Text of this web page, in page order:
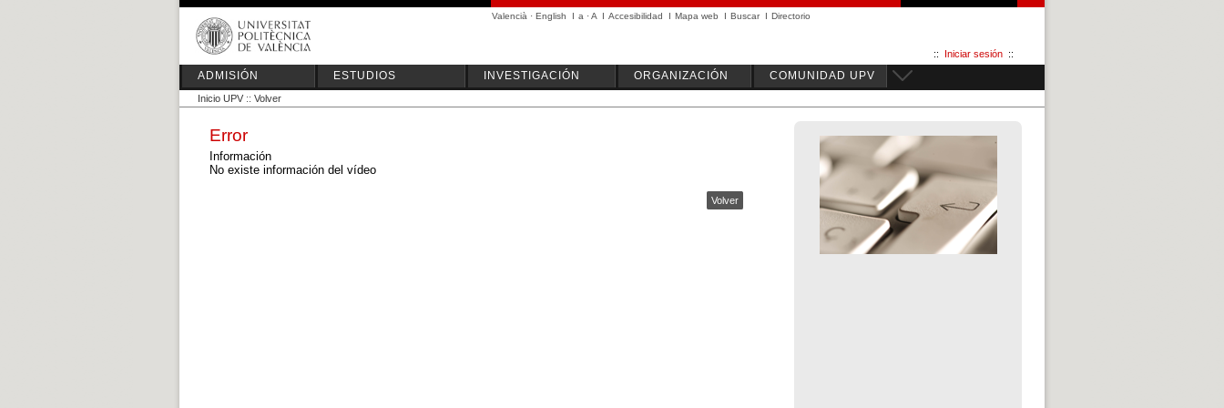
Valencià · English I a ·A I Accesibilidad I Mapa web I Buscar I Directorio
:: Iniciar sesión ::
ADMISIÓN ESTUDIOS INVESTIGACIÓN ORGANIZACIÓN COMUNIDAD UPV
Inicio UPV :: Volver
Error
Información
No existe información del vídeo
Volver